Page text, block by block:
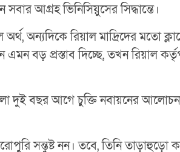
আগ্রহ ভিনিসিয়ুসের সিদ্ধান্তে।
অন্যদিকে রিয়াল মাদ্রিদের মতো
বড় প্রস্তাব দিচ্ছে, তখন রিয়াল
দুই বছর আগে চুক্তি নবায়নের
সন্তুষ্ট নন। তবে, তিনি তাড়াহুড়ো